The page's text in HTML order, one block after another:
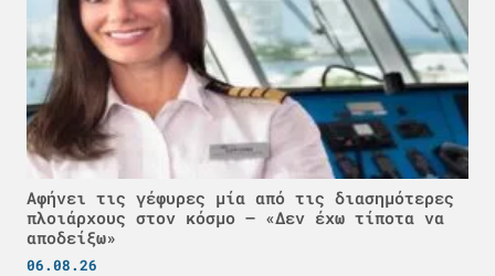
Αφήνει τις γέφυρες μία από τις διασημότερες
πλοιάρχους στον κόσμο – «Δεν έχω τίποτα να
αποδείξω»
06.08.26